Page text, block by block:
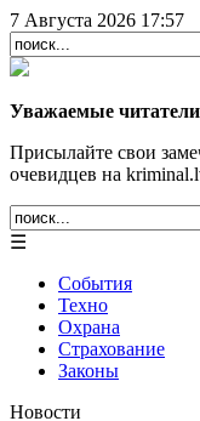
7 Августа 2026 17:57
Уважаемые
Присылайте свои
очевидцев на
☰
События
Техно
Охрана
Страхование
Законы
Новости